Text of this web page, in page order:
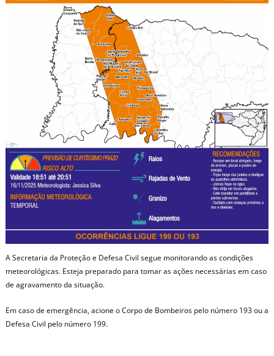
A Secretaria da Proteção e Defesa Civil segue monitorando as condições
meteorológicas. Esteja preparado para tomar as ações necessárias em caso
de agravamento da situação.
Em caso de emergência, acione o Corpo de Bombeiros pelo número 193 ou a
Defesa Civil pelo número 199.